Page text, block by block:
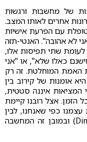
של מחשבות ורגשות
אחרים לאותו המצב.
עם הפרעת אישיות
לא אהובה". האנטי-תזה
לעומת שתי תפיסות אלו,
כאלו שלא", או "אני
האמת המוחלטת. זה רק
אומנות של קירוב בין
המציאות איננה סטטית,
הזמן. אצל רובנו קיימת
כפי שאנחנו, לבין
הצורך להשתנות (Dimeff&Koerner, 2007) ובמובן זה המחשבה